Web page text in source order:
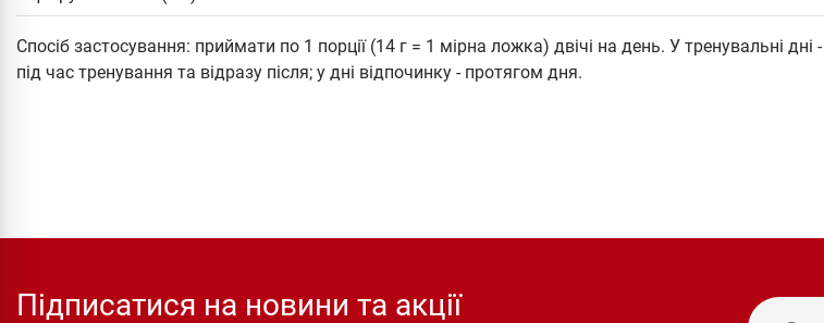
Спосіб застосування: приймати по 1 порції (14 г = 1 мірна ложка) двічі на день. У тренувальні дні -
під час тренування та відразу після; у дні відпочинку - протягом дня.
Підписатися на новини та акції